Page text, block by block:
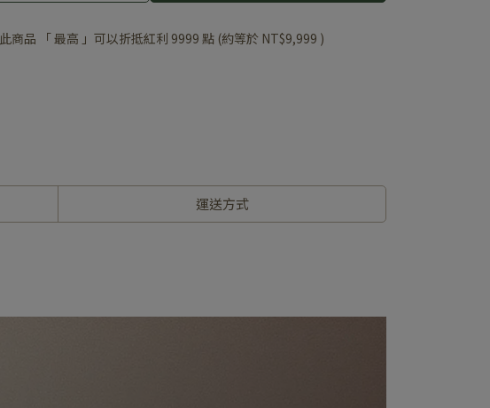
此商品 「 最高 」可以折抵紅利 9999 點 (約等於 NT$9,999 )
運送方式